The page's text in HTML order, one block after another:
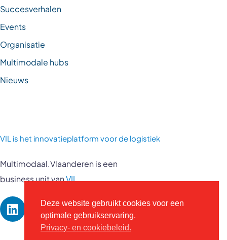
Succesverhalen
Events
Organisatie
Multimodale hubs
Nieuws
VIL is het innovatieplatform voor de logistiek
Multimodaal.Vlaanderen is een
business unit vanVIL
Deze website gebruikt cookies voor een
optimale gebruikservaring.
Privacy- en cookiebeleid.